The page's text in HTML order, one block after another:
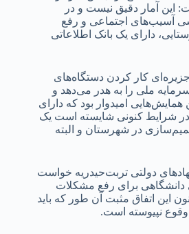
این آمار دقیق نیست و در
آسیب‌های اجتماعی و رفع
دارای یک بانک اطلاعاتی
کار کردن دستگاه‌های
ملی را به هدر می‌دهد و
همایش‌هایی امیدوار بود که دارای
در شرایط کنونی شایسته است یک
در شهرستان و البته
دولتی تربت‌حیدریه خواست
دانشگاهی برای رفع مشکلات
این اتفاق مثبت آن طور که باید
نپیوسته‌ است.